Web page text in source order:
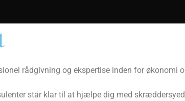
rådgivning og ekspertise inden for økonomi
står klar til at hjælpe dig med